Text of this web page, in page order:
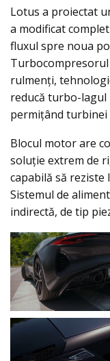
Lotus a proiectat
a modificat
fluxul spre noua
rulmenți,
reducă turbo-
permițând turbinei
Blocul motor are
soluție extrem de
capabilă să reziste
Sistemul de
indirectă, de tip